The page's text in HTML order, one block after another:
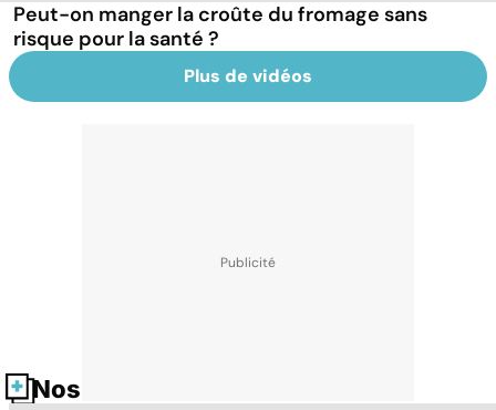
Peut-on manger la croûte du fromage sans
risque pour la santé ?
Plus de vidéos
Nos fiches santé